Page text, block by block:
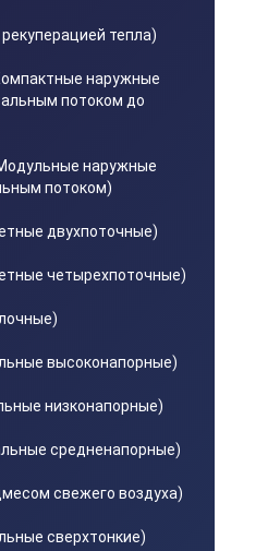
тепла)
наружные
потоком до
наружные
потоком)
двухпоточные)
четырехпоточные)
высоконапорные)
низконапорные)
средненапорные)
свежего воздуха)
сверхтонкие)